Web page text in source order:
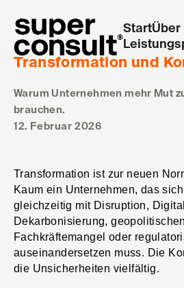
StartÜber
Transformation und
Warum Unternehmen mehr Mut
brauchen.
12. Februar 2026
Transformation ist zur neuen
Kaum ein Unternehmen, das
gleichzeitig mit Disruption,
Dekarbonisierung,
Fachkräftemangel oder
auseinandersetzen muss. Die
die Unsicherheiten vielfältig.